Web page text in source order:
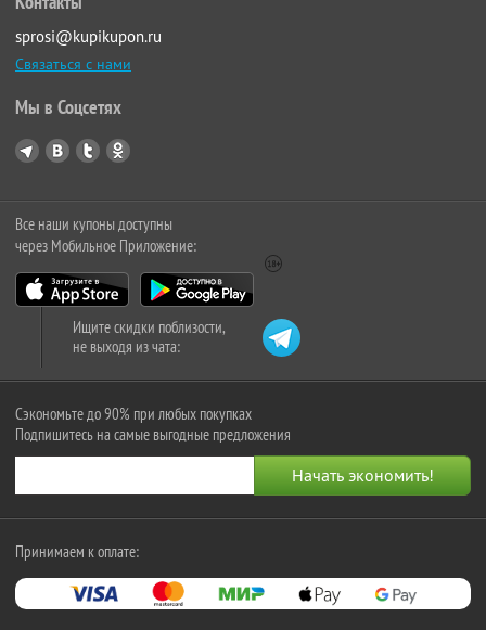
sprosi@kupikupon.ru
Связаться с нами
Мы в Соцсетях
Все наши купоны доступны
через Мобильное Приложение:
Ищите скидки поблизости,
не выходя из чата:
Сэкономьте до 90% при любых покупках
Подпишитесь на самые выгодные предложения
Принимаем к оплате: